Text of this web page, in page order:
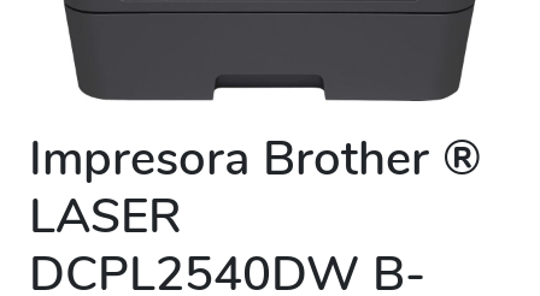
Impresora Brother ®
LASER
DCPL2540DW B-